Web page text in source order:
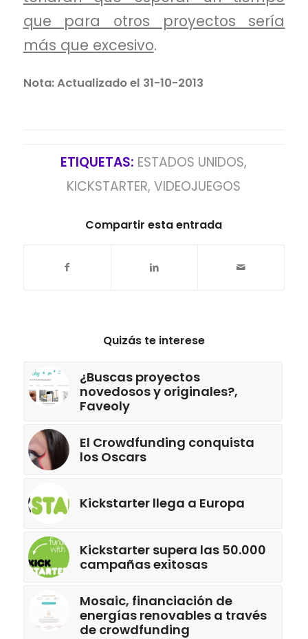
que para otros proyectos sería
más que excesivo.
Nota: Actualizado el 31-10-2013
ETIQUETAS: ESTADOS UNIDOS,
KICKSTARTER,VIDEOJUEGOS
Compartir esta entrada
Quizás te interese
¿Buscas proyectos
novedosos y originales?,
Faveoly
El Crowdfunding conquista
los Oscars
Kickstarter llega a Europa
Kickstarter supera las 50.000
campañas exitosas
Mosaic, financiación de
energías renovables a través
de crowdfunding